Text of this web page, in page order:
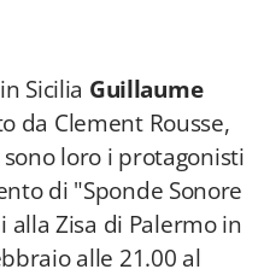
Sicilia Guillaume
da Clement Rousse,
loro i protagonisti
di "Sponde Sonore
Zisa di Palermo in
alle 21.00 al